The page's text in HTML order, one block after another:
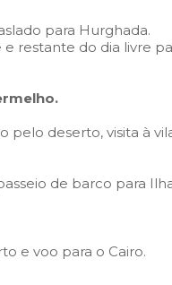
para Hurghada.
restante do dia livre
pelo deserto, visita à
de barco para
e voo para o Cairo.